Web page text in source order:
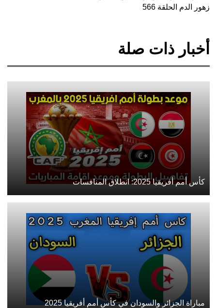
زهور الدم الحلقة 566
أخبار ذات صلة
كأس أمم أفريقيا 2025: انطلاق المنافسات
مباراة الجزائر والسودان في كأس أمم أفريقيا 2025